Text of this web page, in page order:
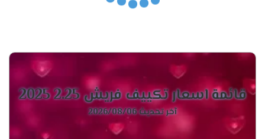
عبر الضغط على بضعة أزرار فقط بجهاز التحكم عن بعد من
حتى يكون من السهل تشغيل كل أي وضع أو خاصية عبر زر
معين دون أي عقبات أو صعوبة. بالإضافة إلى أن أعطال جهاز
التحكم عن بعد تعتبر من الأعطال مجانية الصيانة داخل فترة
الضمان الملحقة مع جهاز التكييف والتي تكون مدتها 5
أعوام، حيث تعد فترة طويلة مقارنةً ببعض الماركات الأخرى
المتواجدة في السوق المصري.
قائمة اسعار تكييف فريش 2.25 2025
آخر تحديث 2026/08/06